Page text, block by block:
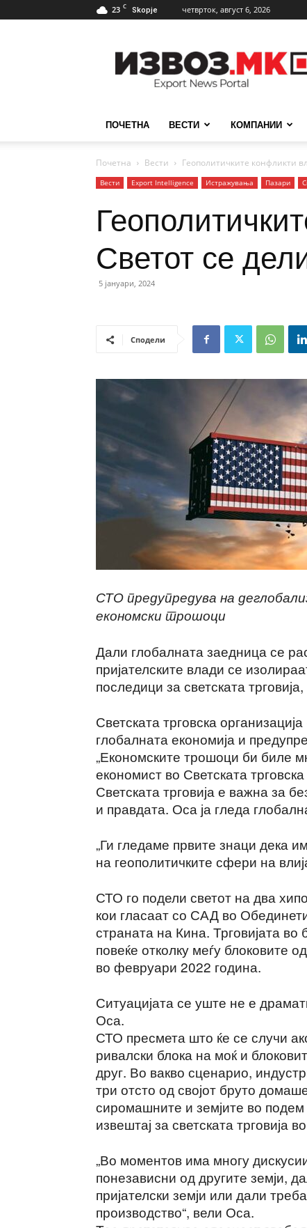
23 C Skopje четврток, август 6, 2026
ПОЧЕТНА ВЕСТИ КОМПАНИИ
Почетна Вести Геополитичките конфликти
Вести Еxport Intelligence Истражувања Пазари
Светот се
5 јануари, 2024
Сподели
СТО предупредува на
економски трошоци
Дали глобалната заедница се
пријателските влади се
последици за светската
Светската трговска
глобалната економија и
„Економските трошоци би биле
економист во Светската
Светската трговија е важна за
и правдата. Оса ја гледа
„Ги гледаме првите знаци дека
на геополитичките сфери на
СТО го подели светот на два
кои гласаат со САД во
страната на Кина. Трговијата
повеќе отколку меѓу блоковите
во февруари 2022 година.
Ситуацијата се уште не е
Оса.
СТО пресмета што ќе се случи
ривалски блока на моќ и
друг. Во вакво сценарио,
три отсто од својот бруто
сиромашните и земјите во
извештај за светската трговија
„Во моментов има многу
понезависни од другите земји,
пријателски земји или дали
производство“, вели Оса.